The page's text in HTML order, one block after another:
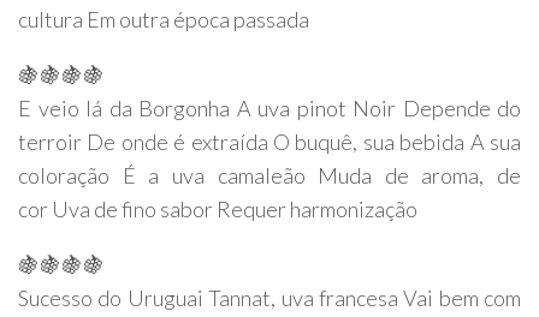
cultura Em outra época passada
🍇🍇🍇🍇
E veio lá da Borgonha A uva pinot Noir Depende do
terroir De onde é extraída O buquê, sua bebida A sua
coloração É a uva camaleão Muda de aroma, de
cor Uva de fino sabor Requer harmonização
🍇🍇🍇🍇
Sucesso do Uruguai Tannat, uva francesa Vai bem com